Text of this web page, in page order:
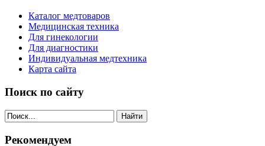
Каталог медтоваров
Медицинская техника
Для гинекологии
Для диагностики
Индивидуальная медтехника
Карта сайта
Поиск по сайту
Найти
Рекомендуем